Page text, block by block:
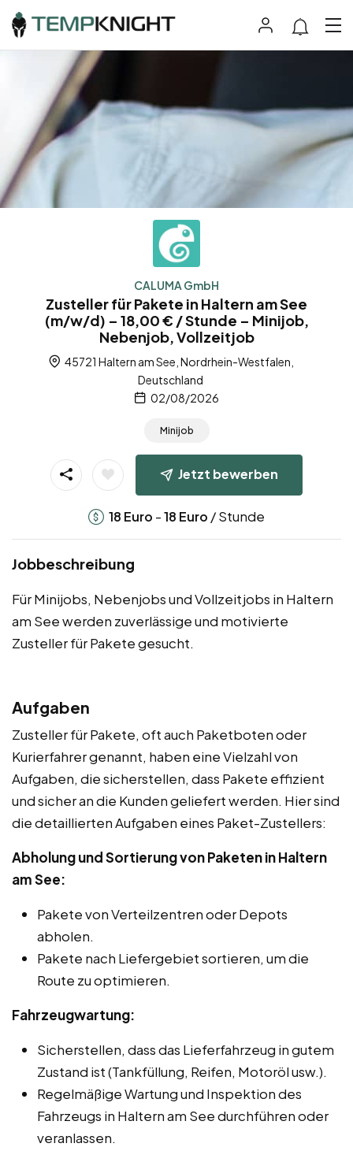
CALUMA GmbH
Zusteller für Pakete in Haltern am See
(m/w/d) – 18,00 € / Stunde – Minijob,
Nebenjob, Vollzeitjob
45721 Haltern am See, Nordrhein-Westfalen,
Deutschland
02/08/2026
Minijob
Jetzt bewerben
18 Euro -18 Euro / Stunde
Jobbeschreibung
Für Minijobs, Nebenjobs und Vollzeitjobs in Haltern
am See werden zuverlässige und motivierte
Zusteller für Pakete gesucht.
Aufgaben
Zusteller für Pakete, oft auch Paketboten oder
Kurierfahrer genannt, haben eine Vielzahl von
Aufgaben, die sicherstellen, dass Pakete effizient
und sicher an die Kunden geliefert werden. Hier sind
die detaillierten Aufgaben eines Paket-Zustellers:
Abholung und Sortierung von Paketen in Haltern
am See:
Pakete von Verteilzentren oder Depots
abholen.
Pakete nach Liefergebiet sortieren, um die
Route zu optimieren.
Fahrzeugwartung:
Sicherstellen, dass das Lieferfahrzeug in gutem
Zustand ist (Tankfüllung, Reifen, Motoröl usw.).
Regelmäßige Wartung und Inspektion des
Fahrzeugs in Haltern am See durchführen oder
veranlassen.